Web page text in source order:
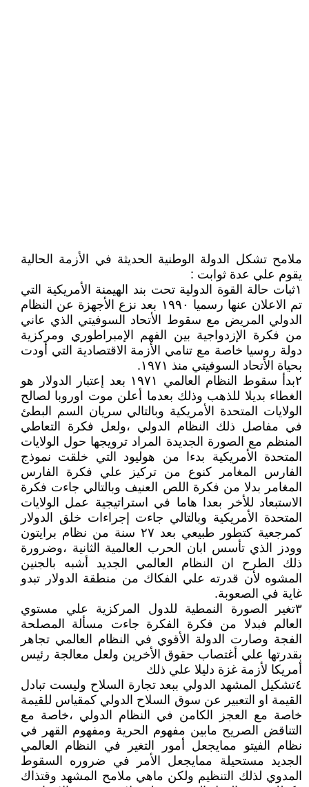
ملامح تشكل الدولة الوطنية الحديثة في الأزمة الحالية
يقوم علي عدة ثوابت :
١ثبات حالة القوة الدولية تحت بند الهيمنة الأمريكية التي
تم الاعلان عنها رسميا ١٩٩٠ بعد نزع الأجهزة عن النظام
الدولي المريض مع سقوط الأتحاد السوفيتي الذي عاني
من فكرة الإزدواجية بين الفهم الإمبراطوري ومركزية
دولة روسيا خاصة مع تنامي الأزمة الاقتصادية التي أودت
بحياة الأتحاد السوفيتي منذ ١٩٧١.
٢بدأ سقوط النظام العالمي ١٩٧١ بعد إعتبار الدولار هو
الغطاء بديلا للذهب وذلك بعدما أعلن موت اوروبا لصالح
الولايات المتحدة الأمريكية وبالتالي سريان السم البطئ
في مفاصل ذلك النظام الدولي ،ولعل فكرة التعاطي
المنظم مع الصورة الجديدة المراد ترويجها حول الولايات
المتحدة الأمريكية بدءا من هوليود التي خلقت نموذج
الفارس المغامر كنوع من تركيز علي فكرة الفارس
المغامر بدلا من فكرة اللص العنيف وبالتالي جاءت فكرة
الاستبعاد للأخر بعدا هاما في استراتيجية عمل الولايات
المتحدة الأمريكية وبالتالي جاءت إجراءات خلق الدولار
كمرجعية كتطور طبيعي بعد ٢٧ سنة من نظام برايتون
وودز الذي تأسس ابان الحرب العالمية الثانية ،وضرورة
ذلك الطرح ان النظام العالمي الجديد أشبه بالجنين
المشوه لأن قدرته علي الفكاك من منطقة الدولار تبدو
غاية في الصعوبة.
٣تغير الصورة النمطية للدول المركزية علي مستوي
العالم فبدلا من فكرة الفكرة جاءت مسألة المصلحة
الفجة وصارت الدولة الأقوي في النظام العالمي تجاهر
بقدرتها علي أغتصاب حقوق الأخرين ولعل معالجة رئيس
أمريكا لأزمة غزة دليلا علي ذلك
٤تشكيل المشهد الدولي ببعد تجارة السلاح وليست تبادل
القيمة او التعبير عن سوق السلاح الدولي كمقياس للقيمة
خاصة مع العجز الكامن في النظام الدولي ،خاصة مع
التناقض الصريح مابين مفهوم الحرية ومفهوم القهر في
نظام الفيتو ممايجعل أمور التغير في النظام العالمي
الجديد مستحيلة ممايجعل الأمر في ضروره السقوط
المدوي لذلك التنظيم ولكن ماهي ملامح المشهد وقتذاك